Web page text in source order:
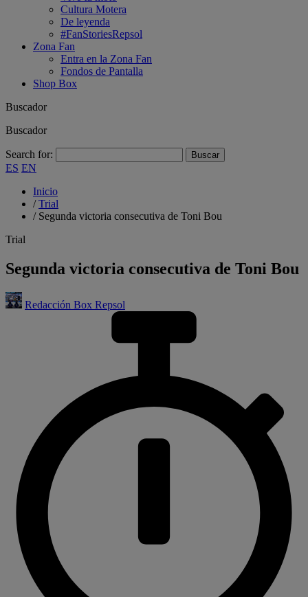
Cultura Motera
De leyenda
#FanStoriesRepsol
Zona Fan
Entra en la Zona Fan
Fondos de Pantalla
Shop Box
Buscador
Buscador
Search for:
ES EN
Inicio
/Trial
/ Segunda victoria consecutiva de Toni Bou
Trial
Segunda victoria consecutiva de Toni Bou
Redacción Box Repsol